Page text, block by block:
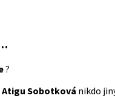
?
Atigu Sobotková nikdo